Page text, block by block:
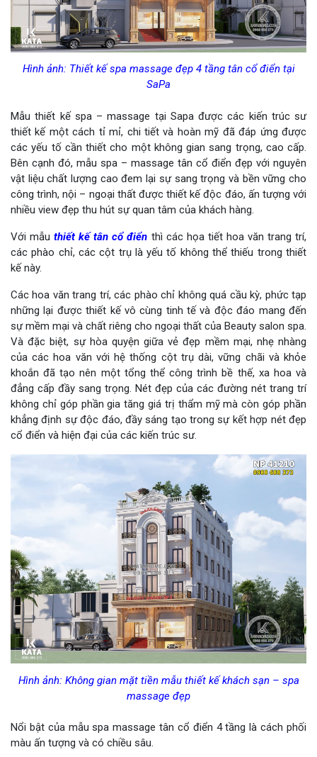
Hình ảnh: Thiết kế spa massage đẹp 4 tầng tân cổ điển tại
SaPa
Mẫu thiết kế spa – massage tại Sapa được các kiến trúc sư
thiết kế một cách tỉ mỉ, chi tiết và hoàn mỹ đã đáp ứng được
các yếu tố cần thiết cho một không gian sang trọng, cao cấp.
Bên cạnh đó, mẫu spa – massage tân cổ điển đẹp với nguyên
vật liệu chất lượng cao đem lại sự sang trọng và bền vững cho
công trình, nội – ngoại thất được thiết kế độc đáo, ấn tượng với
nhiều view đẹp thu hút sự quan tâm của khách hàng.
Với mẫuthiết kế tân cổ điển thì các họa tiết hoa văn trang trí,
các phào chỉ, các cột trụ là yếu tố không thể thiếu trong thiết
kế này.
Các hoa văn trang trí, các phào chỉ không quá cầu kỳ, phức tạp
những lại được thiết kế vô cùng tinh tế và độc đáo mang đến
sự mềm mại và chất riêng cho ngoại thất của Beauty salon spa.
Và đặc biệt, sự hòa quyện giữa vẻ đẹp mềm mại, nhẹ nhàng
của các hoa văn với hệ thống cột trụ dài, vững chãi và khỏe
khoắn đã tạo nên một tổng thể công trình bề thế, xa hoa và
đẳng cấp đầy sang trọng. Nét đẹp của các đường nét trang trí
không chỉ góp phần gia tăng giá trị thẩm mỹ mà còn góp phần
khẳng định sự độc đáo, đầy sáng tạo trong sự kết hợp nét đẹp
cổ điển và hiện đại của các kiến trúc sư.
Hình ảnh: Không gian mặt tiền mẫu thiết kế khách sạn – spa
massage đẹp
Nổi bật của mẫu spa massage tân cổ điển 4 tầng là cách phối
màu ấn tượng và có chiều sâu.